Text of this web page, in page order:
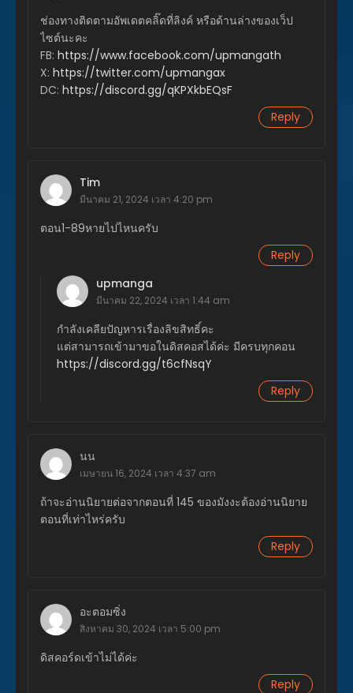
กรกฎาคม 1, 2026
ตอนที่ 340
มิถุนายน 30, 2026
ตอนที่ 338
ตอนที่ 337
ตอนที่ 335
ตอนที่ 334
มิถุนายน 2, 2026
พฤษภาคม 19, 2026
พฤษภาคม 18, 2026
ตอนที่ 328
พฤษภาคม 5, 2026
ช่องทางติดตามอัพเดตคลิ๊ดที่ลิงค์ หรือด้านล่างของเว็ป
ไซต์นะคะ
FB: https://www.facebook.com/upmangath
X: https://twitter.com/upmangax
DC: https://discord.gg/qKPXkbEQsF
Reply
Tim
มีนาคม 21, 2024 เวลา 4:20 pm
ตอน1-89หายไปไหนครับ
Reply
upmanga
มีนาคม 22, 2024 เวลา 1:44 am
กำลังเคลียปัญหารเรื่องลิขสิทธิ์คะ
แต่สามารถเข้ามาขอในดิสคอสได้ค่ะ มีครบทุกคอน
https://discord.gg/t6cfNsqY
Reply
นน
เมษายน 16, 2024 เวลา 4:37 am
ถ้าจะอ่านนิยายต่อจากตอนที่ 145 ของมังงะต้องอ่านนิยาย
ตอนที่เท่าไหร่ครับ
Reply
อะตอมซิ่ง
สิงหาคม 30, 2024 เวลา 5:00 pm
ดิสคอร์ดเข้าไม่ได้ค่ะ
Reply